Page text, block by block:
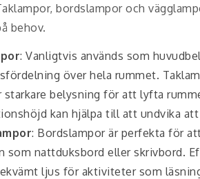
bordslampor och
behov.
: Vanligtvis används som
över hela rummet.
starkare belysning för att lyfta
kan hjälpa till att undvika
: Bordslampor är perfekta för
som nattduksbord eller skrivbord.
ljus för aktiviteter som